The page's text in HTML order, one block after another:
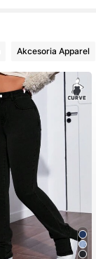
Akcesoria Apparel